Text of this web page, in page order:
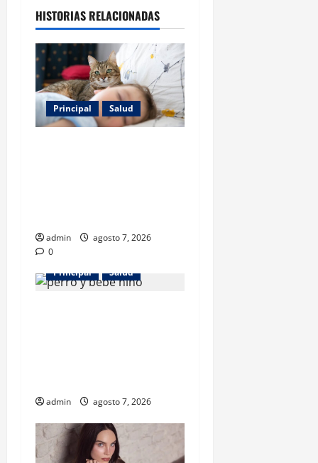
HISTORIAS RELACIONADAS
Principal Salud
admin
agosto 7, 2026
0
Principal
Salud
admin agosto 7, 2026